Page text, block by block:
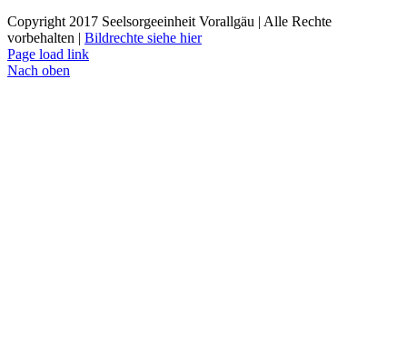
Copyright 2017 Seelsorgeeinheit Vorallgäu | Alle Rechte
vorbehalten | Bildrechte siehe hier
Page load link
Nach oben